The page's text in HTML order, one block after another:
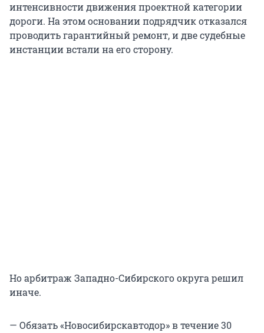
интенсивности движения проектной категории
дороги. На этом основании подрядчик отказался
проводить гарантийный ремонт, и две судебные
инстанции встали на его сторону.
Но арбитраж Западно-Сибирского округа решил
иначе.
— Обязать «Новосибирскавтодор» в течение 30